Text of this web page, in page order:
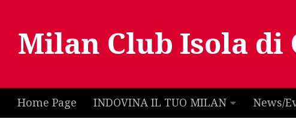
Milan Club Isola di
Home Page INDOVINA IL TUO MILAN News/